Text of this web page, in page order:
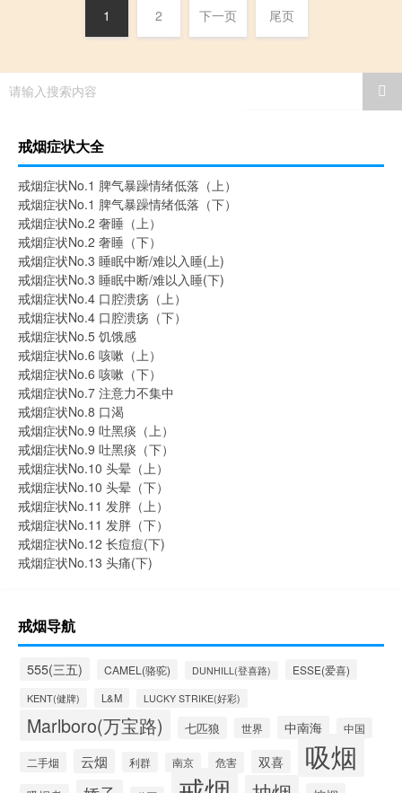
1 2 下一页 尾页
请输入搜索内容
戒烟症状大全
戒烟症状No.1 脾气暴躁情绪低落（上）
戒烟症状No.1 脾气暴躁情绪低落（下）
戒烟症状No.2 奢睡（上）
戒烟症状No.2 奢睡（下）
戒烟症状No.3 睡眠中断/难以入睡(上)
戒烟症状No.3 睡眠中断/难以入睡(下)
戒烟症状No.4 口腔溃疡（上）
戒烟症状No.4 口腔溃疡（下）
戒烟症状No.5 饥饿感
戒烟症状No.6 咳嗽（上）
戒烟症状No.6 咳嗽（下）
戒烟症状No.7 注意力不集中
戒烟症状No.8 口渴
戒烟症状No.9 吐黑痰（上）
戒烟症状No.9 吐黑痰（下）
戒烟症状No.10 头晕（上）
戒烟症状No.10 头晕（下）
戒烟症状No.11 发胖（上）
戒烟症状No.11 发胖（下）
戒烟症状No.12 长痘痘(下)
戒烟症状No.13 头痛(下)
戒烟导航
555(三五) CAMEL(骆驼) DUNHILL(登喜路) ESSE(爱喜)
KENT(健牌) L&M LUCKY STRIKE(好彩)
Marlboro(万宝路) 七匹狼 世界 中南海 中国
二手烟 云烟 利群 南京 危害 双喜 吸烟